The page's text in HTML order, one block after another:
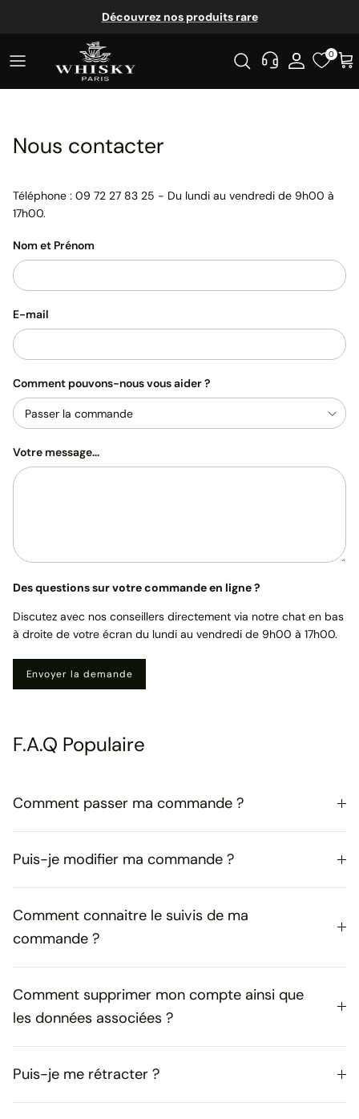
Découvrez nos produits rare
0
Nous contacter
Téléphone : 09 72 27 83 25 - Du lundi au vendredi de 9h00 à
17h00.
Nom et Prénom
E-mail
Comment pouvons-nous vous aider ?
Passer la commande
Votre message...
Des questions sur votre commande en ligne ?
Discutez avec nos conseillers directement via notre chat en bas
à droite de votre écran du lundi au vendredi de 9h00 à 17h00.
Envoyer la demande
F.A.Q Populaire
Comment passer ma commande ?
Puis-je modifier ma commande ?
Comment connaitre le suivis de ma
commande ?
Comment supprimer mon compte ainsi que
les données associées ?
Puis-je me rétracter ?